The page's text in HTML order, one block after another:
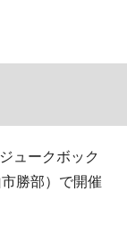
ュークボック
勝部）で開催